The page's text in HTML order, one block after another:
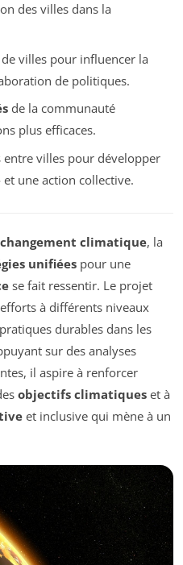
des villes dans la
villes pour influencer la
de politiques.
de la communauté
plus efficaces.
entre villes pour développer
et une action collective.
changement climatique, la
unifiées pour une
se fait ressentir. Le projet
à différents niveaux
durables dans les
sur des analyses
il aspire à renforcer
objectifs climatiques et à
et inclusive qui mène à un